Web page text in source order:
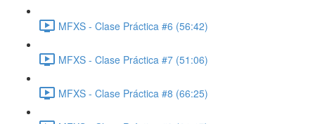
MFXS - Clase Práctica #6 (56:42)
MFXS - Clase Práctica #7 (51:06)
MFXS - Clase Práctica #8 (66:25)